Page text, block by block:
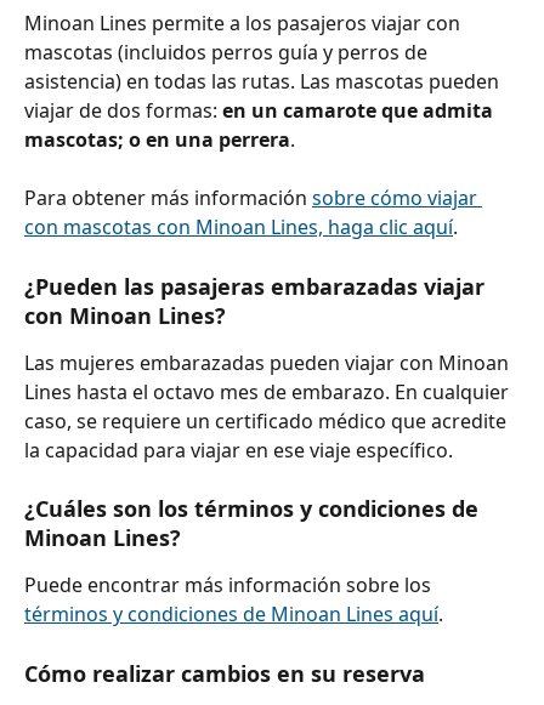
Minoan Lines permite a los pasajeros viajar con
mascotas (incluidos perros guía y perros de
asistencia) en todas las rutas. Las mascotas pueden
viajar de dos formas: en un camarote que admita
mascotas; o en una perrera.
Para obtener más información sobre cómo viajar
con mascotas con Minoan Lines, haga clic aquí.
¿Pueden las pasajeras embarazadas viajar
con Minoan Lines?
Las mujeres embarazadas pueden viajar con Minoan
Lines hasta el octavo mes de embarazo. En cualquier
caso, se requiere un certificado médico que acredite
la capacidad para viajar en ese viaje específico.
¿Cuáles son los términos y condiciones de
Minoan Lines?
Puede encontrar más información sobre los
términos y condiciones de Minoan Lines aquí.
Cómo realizar cambios en su reserva